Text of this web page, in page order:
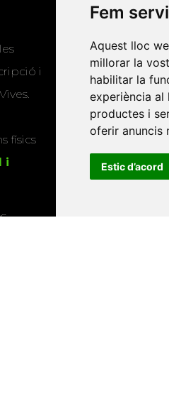
Fem
Aquest lloc
millorar la
habilitar la
experiència al
productes i
oferir anuncis
Estic d’acord
i
físics
i
publicacions
Editorials
Twitter